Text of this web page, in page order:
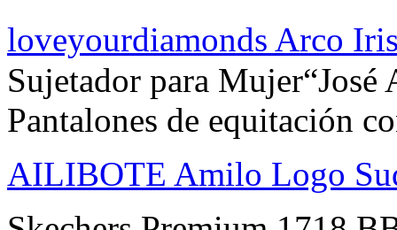
loveyourdiamonds Arco
Sujetador para
Pantalones de equitación
AILIBOTE Amilo Logo